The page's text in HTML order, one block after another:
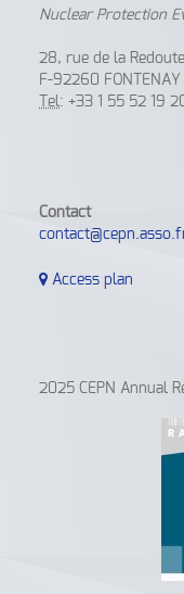
Nuclear Protection
28, rue de la Redoute
F-92260 FONTENAY
Tel: +33 1 55 52 19
Contact
Access plan
2025 CEPN Annual